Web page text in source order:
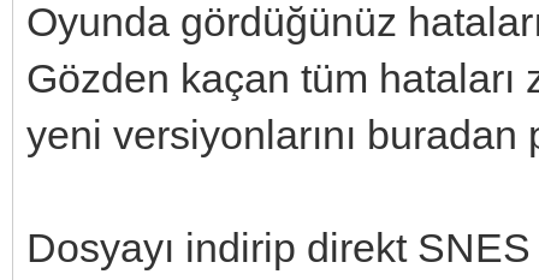
Oyunda gördüğünüz
Gözden kaçan tüm
yeni versiyonlarını
Dosyayı indirip direkt